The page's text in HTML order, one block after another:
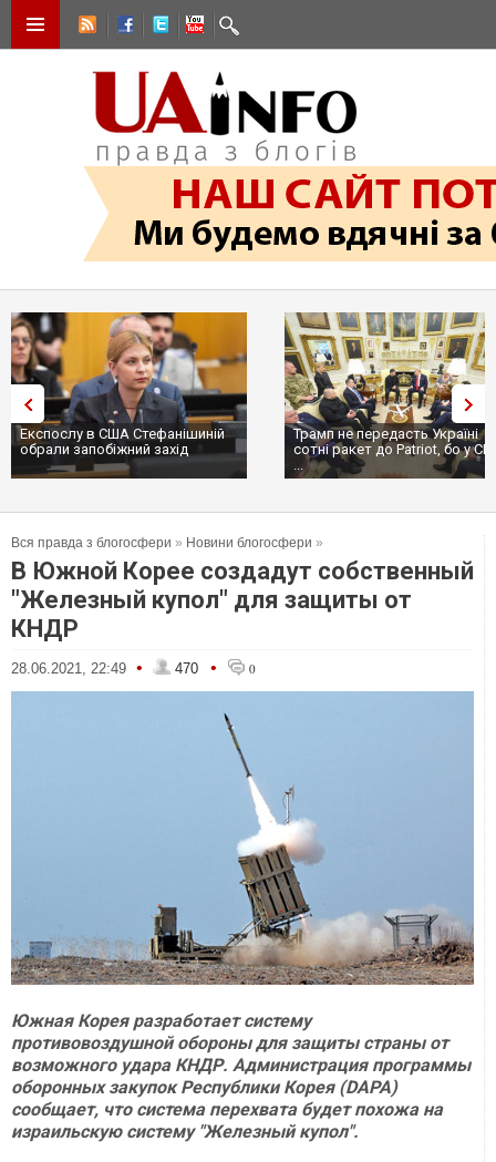
Експослу в США Стефанішиній
обрали запобіжний захід
Трамп не передасть Україні
сотні ракет до Patriot, бо у
...
Вся правда з блогосфери » Новини блогосфери »
В Южной Корее создадут собственный
"Железный купол" для защиты от
КНДР
28.06.2021, 22:49 • 470 • 0
Южная Корея разработает систему
противовоздушной обороны для защиты страны от
возможного удара КНДР. Администрация программы
оборонных закупок Республики Корея (DAPA)
сообщает, что система перехвата будет похожа на
израильскую систему "Железный купол".